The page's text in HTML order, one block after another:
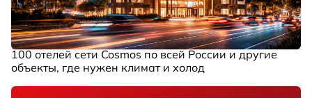
100 отелей сети Cosmos по всей России и другие
объекты, где нужен климат и холод